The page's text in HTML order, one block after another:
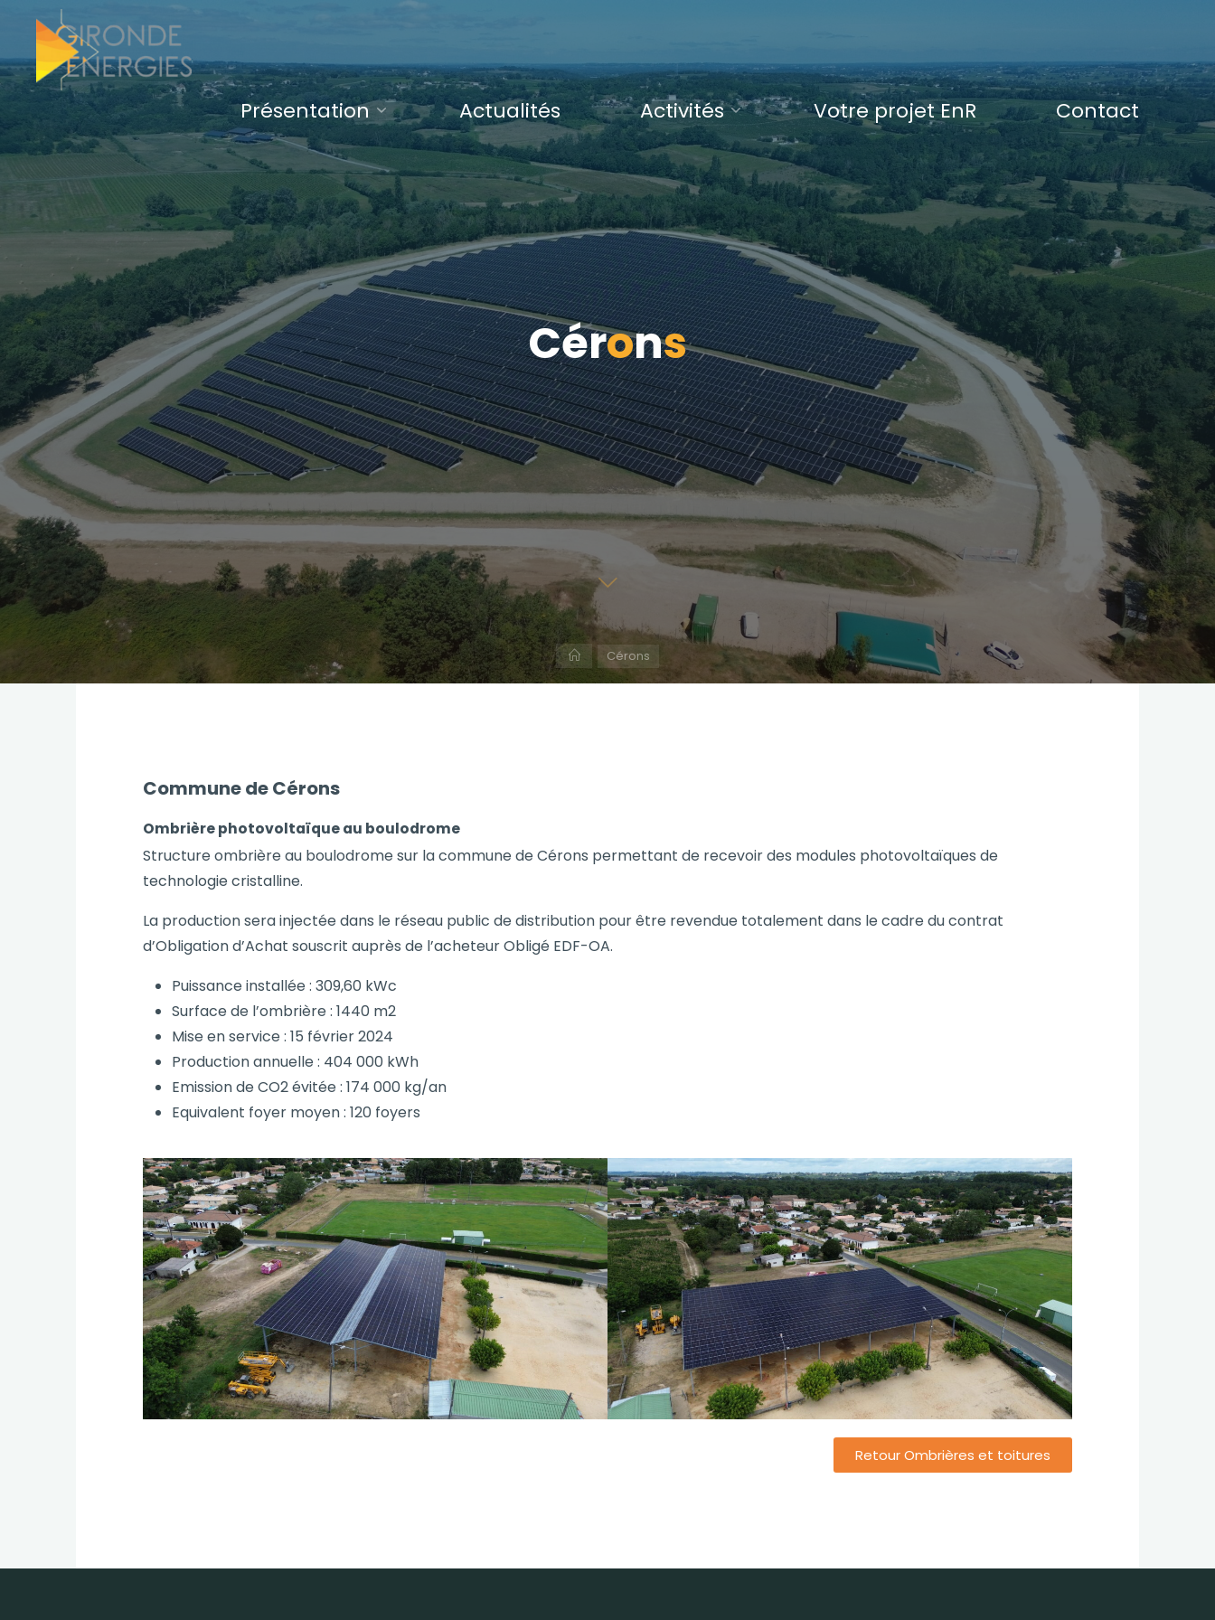
Présentation Actualités Activités Votre projet EnR Contact
Cérons
Cérons
Commune de Cérons
Ombrière photovoltaïque au boulodrome
Structure ombrière au boulodrome sur la commune de Cérons permettant de recevoir des modules photovoltaïques de
technologie cristalline.
La production sera injectée dans le réseau public de distribution pour être revendue totalement dans le cadre du contrat
d’Obligation d’Achat souscrit auprès de l’acheteur Obligé EDF-OA.
Puissance installée : 309,60 kWc
Surface de l’ombrière : 1440 m2
Mise en service : 15 février 2024
Production annuelle : 404 000 kWh
Emission de CO2 évitée : 174 000 kg/an
Equivalent foyer moyen : 120 foyers
Retour Ombrières et toitures